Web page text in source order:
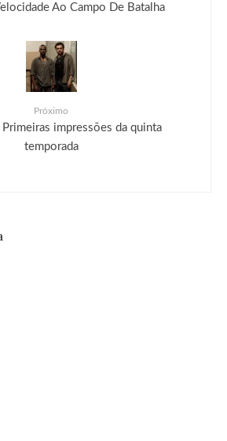
Ao Campo De Batalha
Próximo
Primeiras impressões da quinta
temporada